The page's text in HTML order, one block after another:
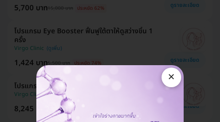
5,700 บาท15,000 บาท ประหยัด 62% ดูรายละเอียด
โปรแกรม Eye Booster ฟื้นฟูใต้ตาให้ดูสว่างขึ้น 1
ครั้ง
Virgo Clinic
1,424 บาท5,500 บาท ประหยัด 74% ดูรายละเอียด
โปรแกรมโบท็อกซ์ 100 ยูนิต (หน้า)
Virgo Clinic
8,245 บาท 8,500 บาท ประหยัด 3% ดูรายละเอียด
×